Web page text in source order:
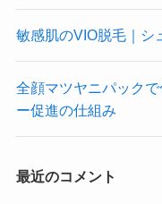
敏感肌のVIO脱毛｜シ
全顔マツヤニパック
ー促進の仕組み
最近のコメント